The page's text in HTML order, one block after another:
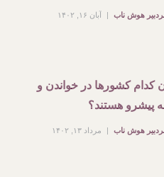
هوش ناب آبان ۱۶, ۱۴۰۲
کدام کشورها در خواندن و
پیشرو هستند؟
هوش ناب مرداد ۱۳, ۱۴۰۲